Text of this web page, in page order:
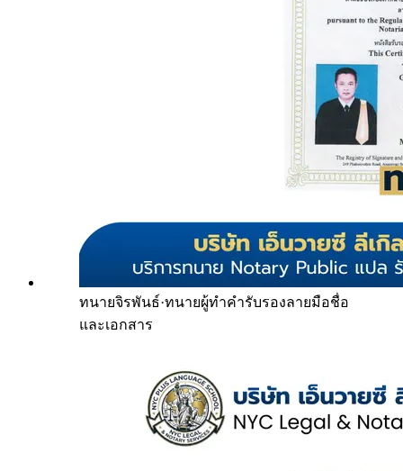
ทนายจิรพันธ์·ทนายผู้ทำคำรับรองลายมือชื่อ
และเอกสาร